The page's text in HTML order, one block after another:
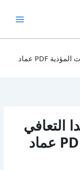
تحميل كتاب أحببت وغدا التعافي من العلاقات المؤذية PDF عماد
التعافي
من العلاقات المؤذية PDF عماد